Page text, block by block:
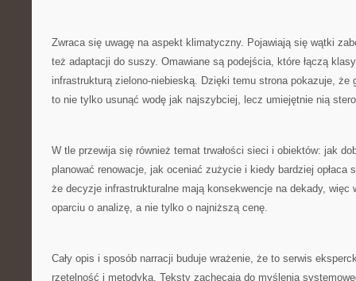
Zwraca się uwagę na aspekt klimatyczny. Pojawiają się wątki
też adaptacji do suszy. Omawiane są podejścia, które łączą
infrastrukturą zielono-niebieską. Dzięki temu strona pokazuje, że
to nie tylko usunąć wodę jak najszybciej, lecz umiejętnie nią
W tle przewija się również temat trwałości sieci i obiektów: jak
planować renowacje, jak oceniać zużycie i kiedy bardziej opłaca
że decyzje infrastrukturalne mają konsekwencje na dekady, więc
oparciu o analizę, a nie tylko o najniższą cenę.
Cały opis i sposób narracji buduje wrażenie, że to serwis
rzetelność i metodyka. Teksty zachęcają do myślenia